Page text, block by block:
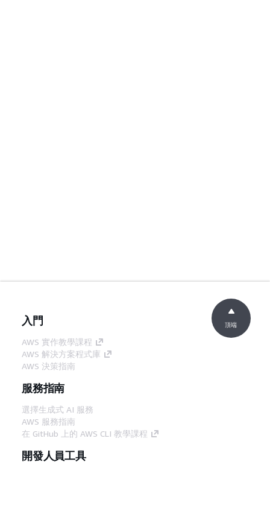
入門
AWS 實作教學課程
AWS 解決方案程式庫
AWS 決策指南
服務指南
選擇生成式 AI 服務
AWS 服務指南
在 GitHub 上的 AWS CLI 教學課程
開發人員工具
頂端